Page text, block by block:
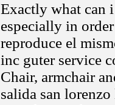
Exactly what can
especially in
reproduce el
inc guter service
Chair, armchair
salida san lorenzo